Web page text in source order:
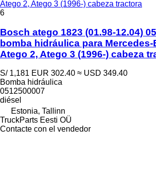
Atego 2, Atego 3 (1996-) cabeza tractora
6
Bosch atego 1823 (01.98-12.04)
bomba hidráulica para Mercedes-
Atego 2, Atego 3 (1996-) cabeza
S/ 1,181 EUR 302.40 ≈ USD 349.40
Bomba hidráulica
0512500007
diésel
Estonia, Tallinn
TruckParts Eesti OÜ
Contacte con el vendedor